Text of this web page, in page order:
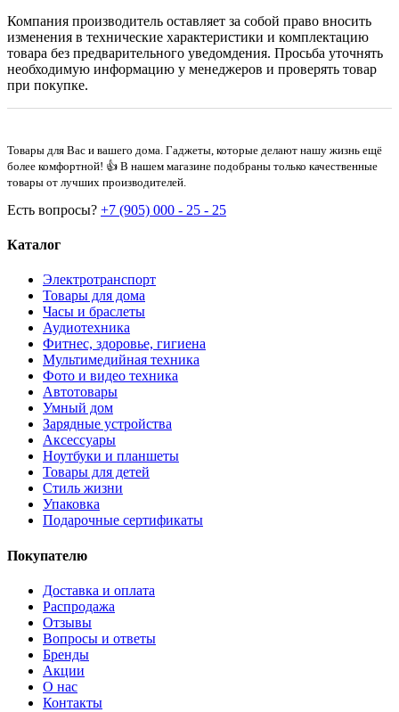
Компания производитель оставляет за собой право вносить
изменения в технические характеристики и комплектацию
товара без предварительного уведомдения. Просьба уточнять
необходимую информацию у менеджеров и проверять товар
при покупке.
Товары для Вас и вашего дома. Гаджеты, которые делают нашу жизнь ещё
более комфортной! 👍 В нашем магазине подобраны только качественные
товары от лучших производителей.
Есть вопросы? +7 (905) 000 - 25 - 25
Каталог
Электротранспорт
Товары для дома
Часы и браслеты
Аудиотехника
Фитнес, здоровье, гигиена
Мультимедийная техника
Фото и видео техника
Автотовары
Умный дом
Зарядные устройства
Аксессуары
Ноутбуки и планшеты
Товары для детей
Стиль жизни
Упаковка
Подарочные сертификаты
Покупателю
Доставка и оплата
Распродажа
Отзывы
Вопросы и ответы
Бренды
Акции
О нас
Контакты